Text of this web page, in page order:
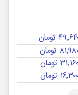
تومان
تومان
تومان
تومان